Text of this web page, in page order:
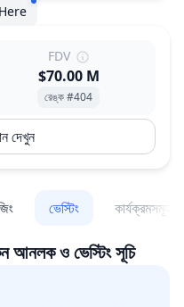
FDV
$70.00 M
রেঙ্ক #404
দেখুন
ভেস্টিং কার্যক্রমসমূহ
আনলক ও ভেস্টিং সূচি